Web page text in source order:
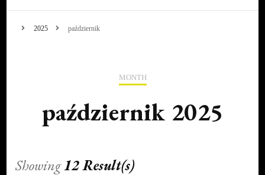
2025 październik
MONTH
październik 2025
Showing12 Result(s)